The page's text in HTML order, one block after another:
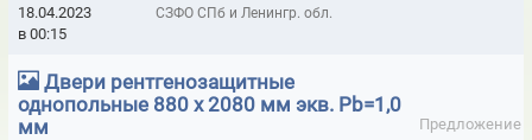
ДВЕРИ КАПЕЛЬ (KAPELLI) CLASSIC ГЛАДКИЕ МОНОКОЛОР
ДВЕРИ МОД. MUK RTG РЕНТГЕНОЗАЩИТНЫЕ С РЕГУЛИРУЕМОЙ
АЛЮМ.КОРОБКОЙ
18.04.2023
в 00:15
СЗФО СПб и Ленингр. обл.
Двери рентгенозащитные
однопольные 880 х 2080 мм экв. Pb=1,0
мм
Предложение